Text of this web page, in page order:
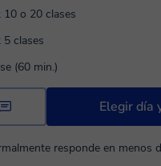
10 o 20 clases
5 clases
(60 min.)
Elegir día
responde en menos